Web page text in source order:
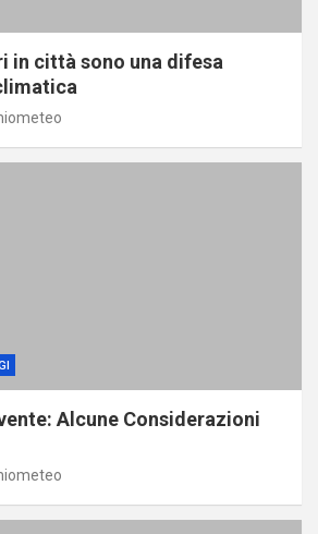
in città sono una difesa
Alcune Considerazioni